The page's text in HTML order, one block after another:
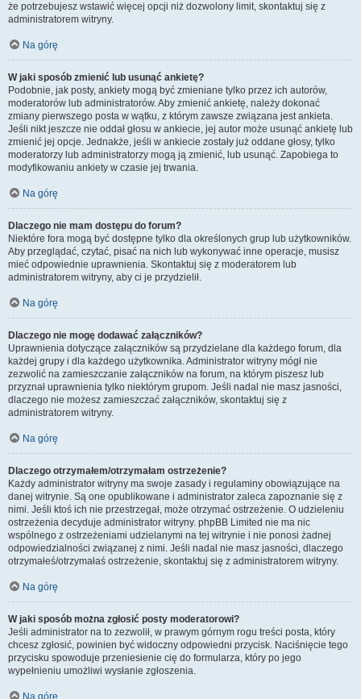
że potrzebujesz wstawić więcej opcji niż dozwolony limit, skontaktuj się z
administratorem witryny.
Na górę
W jaki sposób zmienić lub usunąć ankietę?
Podobnie, jak posty, ankiety mogą być zmieniane tylko przez ich autorów,
moderatorów lub administratorów. Aby zmienić ankietę, należy dokonać
zmiany pierwszego posta w wątku, z którym zawsze związana jest ankieta.
Jeśli nikt jeszcze nie oddał głosu w ankiecie, jej autor może usunąć ankietę lub
zmienić jej opcje. Jednakże, jeśli w ankiecie zostały już oddane głosy, tylko
moderatorzy lub administratorzy mogą ją zmienić, lub usunąć. Zapobiega to
modyfikowaniu ankiety w czasie jej trwania.
Na górę
Dlaczego nie mam dostępu do forum?
Niektóre fora mogą być dostępne tylko dla określonych grup lub użytkowników.
Aby przeglądać, czytać, pisać na nich lub wykonywać inne operacje, musisz
mieć odpowiednie uprawnienia. Skontaktuj się z moderatorem lub
administratorem witryny, aby ci je przydzielił.
Na górę
Dlaczego nie mogę dodawać załączników?
Uprawnienia dotyczące załączników są przydzielane dla każdego forum, dla
każdej grupy i dla każdego użytkownika. Administrator witryny mógł nie
zezwolić na zamieszczanie załączników na forum, na którym piszesz lub
przyznał uprawnienia tylko niektórym grupom. Jeśli nadal nie masz jasności,
dlaczego nie możesz zamieszczać załączników, skontaktuj się z
administratorem witryny.
Na górę
Dlaczego otrzymałem/otrzymałam ostrzeżenie?
Każdy administrator witryny ma swoje zasady i regulaminy obowiązujące na
danej witrynie. Są one opublikowane i administrator zaleca zapoznanie się z
nimi. Jeśli ktoś ich nie przestrzegał, może otrzymać ostrzeżenie. O udzieleniu
ostrzeżenia decyduje administrator witryny. phpBB Limited nie ma nic
wspólnego z ostrzeżeniami udzielanymi na tej witrynie i nie ponosi żadnej
odpowiedzialności związanej z nimi. Jeśli nadal nie masz jasności, dlaczego
otrzymałeś/otrzymałaś ostrzeżenie, skontaktuj się z administratorem witryny.
Na górę
W jaki sposób można zgłosić posty moderatorowi?
Jeśli administrator na to zezwolił, w prawym górnym rogu treści posta, który
chcesz zgłosić, powinien być widoczny odpowiedni przycisk. Naciśnięcie tego
przycisku spowoduje przeniesienie cię do formularza, który po jego
wypełnieniu umożliwi wysłanie zgłoszenia.
Na górę